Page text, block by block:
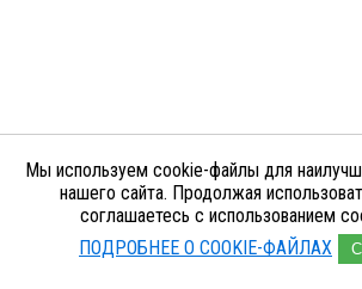
Мы используем cookie-файлы для
нашего сайта. Продолжая
соглашаетесь с использованием
ПОДРОБНЕЕ О COOKIE-ФАЙЛАХ